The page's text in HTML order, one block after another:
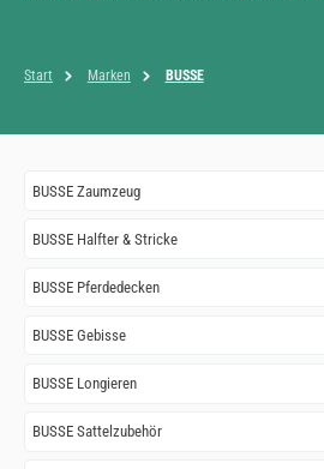
Start Marken BUSSE
BUSSE Zaumzeug
BUSSE Halfter & Stricke
BUSSE Pferdedecken
BUSSE Gebisse
BUSSE Longieren
BUSSE Sattelzubehör